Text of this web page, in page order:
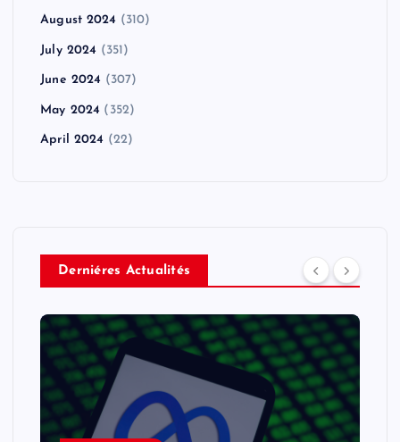
August 2024 (310)
July 2024 (351)
June 2024 (307)
May 2024 (352)
April 2024 (22)
Derniéres Actualités